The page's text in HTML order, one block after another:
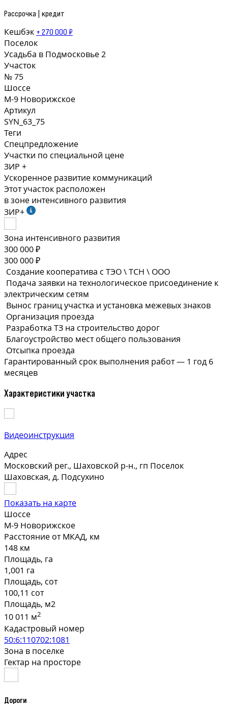
Рассрочка | кредит
Кешбэк + 270 000 ₽
Поселок
Усадьба в Подмосковье 2
Участок
№ 75
Шоссе
М-9 Новорижское
Артикул
SYN_63_75
Теги
Спецпредложение
Участки по специальной цене
ЗИР +
Ускоренное развитие коммуникаций
Этот участок расположен
в зоне интенсивного развития
ЗИР+
Зона интенсивного развития
300 000 ₽
300 000 ₽
Создание кооператива с ТЭО \ ТСН \ ООО
Подача заявки на технологическое присоединение к
электрическим сетям
Вынос границ участка и установка межевых знаков
Организация проезда
Разработка ТЗ на строительство дорог
Благоустройство мест общего пользования
Отсыпка проезда
Гарантированный срок выполнения работ — 1 год 6
месяцев
Характеристики участка
Видеоинструкция
Адрес
Московский рег., Шаховской р-н., гп Поселок
Шаховская, д. Подсухино
Показать на карте
Шоссе
М-9 Новорижское
Расстояние от МКАД, км
148 км
Площадь, га
1,001 га
Площадь, сот
100,11 сот
Площадь, м2
10 011 м2
Кадастровый номер
50:6:110702:1081
Зона в поселке
Гектар на просторе
Дороги